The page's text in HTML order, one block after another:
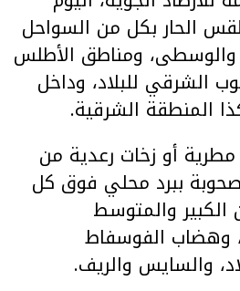
الحار بكل من السواحل
ومناطق الأطلس
الشرقي للبلاد، وداخل
المنطقة الشرقية.
أو زخات رعدية من
ببرد محلي فوق كل
والمتوسط
الفوسفاط
والسايس والريف.